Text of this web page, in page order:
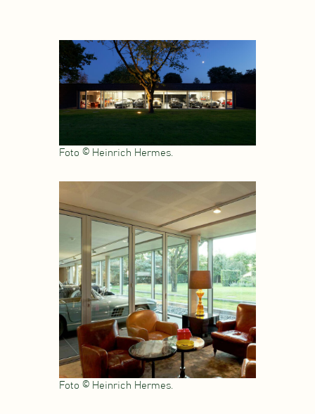
Foto © Heinrich Hermes.
Foto © Heinrich Hermes.